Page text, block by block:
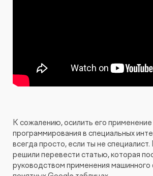
Глубинные интервью с аудиторией
Правовой аудит сайта
Оптимизация скорости загрузки сайта
К сожалению, осилить его применение
программирования в специальных
всегда просто, если ты не
решили перевести статью, которая
руководством применения машинного